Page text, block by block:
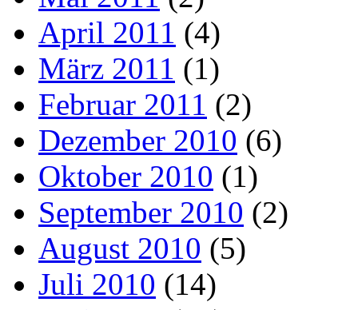
April 2011 (4)
März 2011 (1)
Februar 2011 (2)
Dezember 2010 (6)
Oktober 2010 (1)
September 2010 (2)
August 2010 (5)
Juli 2010 (14)